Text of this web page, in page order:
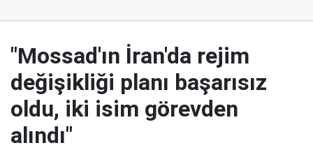
"Mossad'ın İran'da rejim
değişikliği planı başarısız
oldu, iki isim görevden
alındı"